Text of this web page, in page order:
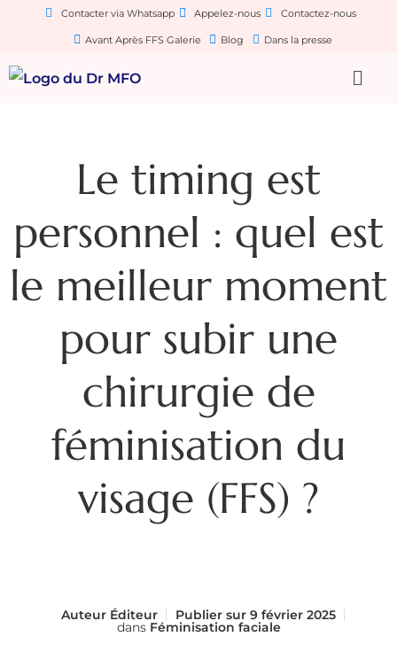
Contacter via Whatsapp Appelez-nous Contactez-nous
Avant Après FFS Galerie Blog Dans la presse
Le timing est
personnel : quel est
le meilleur moment
pour subir une
chirurgie de
féminisation du
visage (FFS) ?
Auteur Éditeur Publier sur 9 février 2025
dans Féminisation faciale